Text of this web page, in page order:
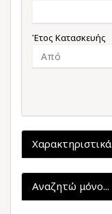
Έτος Κατασκευής
Χαρακτηριστικά
Αναζητώ μόνο...